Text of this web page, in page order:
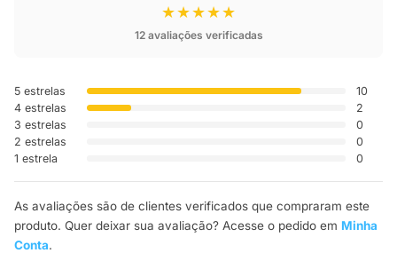
★★★★★
12 avaliações verificadas
5 estrelas
10
4 estrelas
2
3 estrelas
0
2 estrelas
0
1 estrela
0
As avaliações são de clientes verificados que compraram este
produto. Quer deixar sua avaliação? Acesse o pedido em Minha
Conta.